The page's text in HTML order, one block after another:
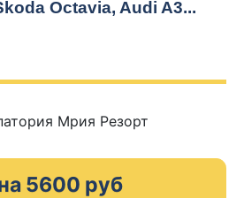
Octavia, Audi A3...
5600 руб